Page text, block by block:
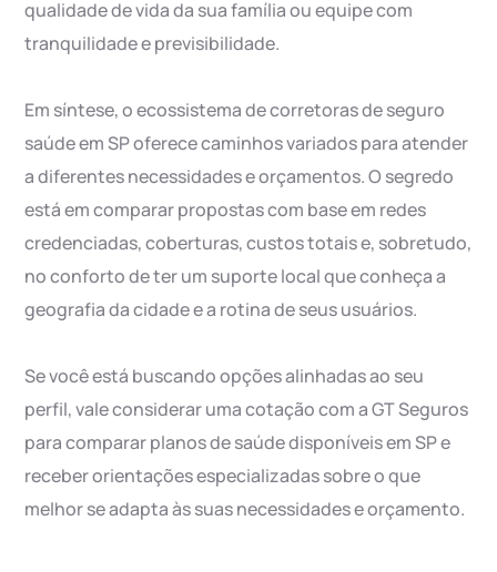
qualidade de vida da sua família ou equipe com
tranquilidade e previsibilidade.
Em síntese, o ecossistema de corretoras de seguro
saúde em SP oferece caminhos variados para atender
a diferentes necessidades e orçamentos. O segredo
está em comparar propostas com base em redes
credenciadas, coberturas, custos totais e, sobretudo,
no conforto de ter um suporte local que conheça a
geografia da cidade e a rotina de seus usuários.
Se você está buscando opções alinhadas ao seu
perfil, vale considerar uma cotação com a GT Seguros
para comparar planos de saúde disponíveis em SP e
receber orientações especializadas sobre o que
melhor se adapta às suas necessidades e orçamento.